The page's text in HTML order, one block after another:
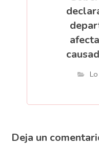
Deja un